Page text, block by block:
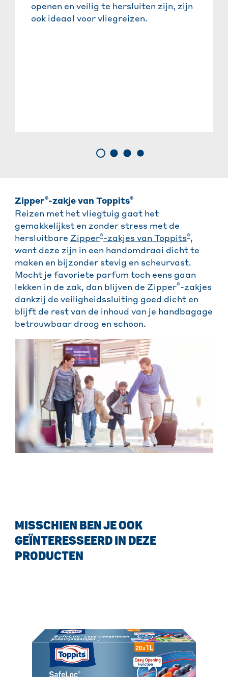
openen en veilig te hersluiten zijn, zijn
ook ideaal voor vliegreizen.
Zipper®-zakje van Toppits®
Reizen met het vliegtuig gaat het
gemakkelijkst en zonder stress met de
hersluitbare Zipper®-zakjes van Toppits®,
want deze zijn in een handomdraai dicht te
maken en bijzonder stevig en scheurvast.
Mocht je favoriete parfum toch eens gaan
lekken in de zak, dan blijven de Zipper®-zakjes
dankzij de veiligheidssluiting goed dicht en
blijft de rest van de inhoud van je handbagage
betrouwbaar droog en schoon.
MISSCHIEN BEN JE OOK
GEÏNTERESSEERD IN DEZE
PRODUCTEN